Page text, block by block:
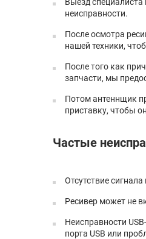
неисправности.
После осмотра
нашей техники,
После того как
запчасти, мы
Потом антеннщик
приставку, чтобы
Частые
Отсутствие
Ресивер может не
Неисправности
порта USB или